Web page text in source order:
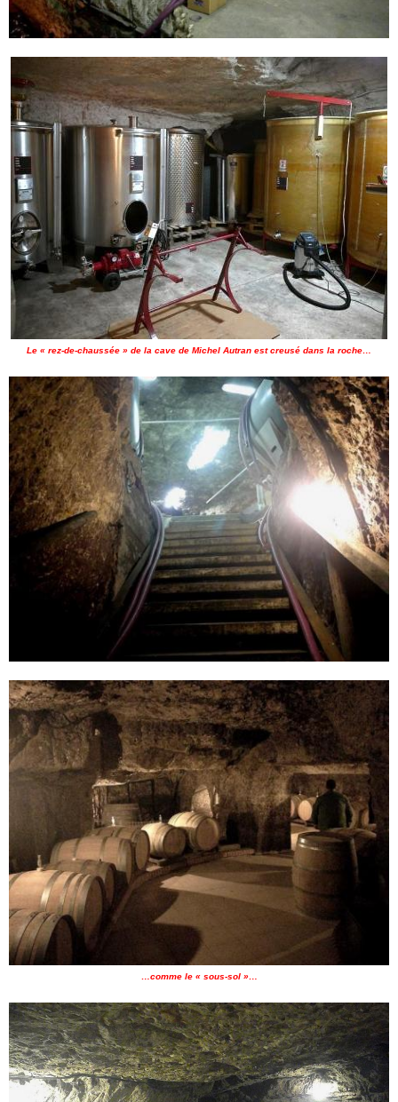
Le « rez-de-chaussée » de la cave de Michel Autran est creusé dans la roche…
…comme le « sous-sol »…